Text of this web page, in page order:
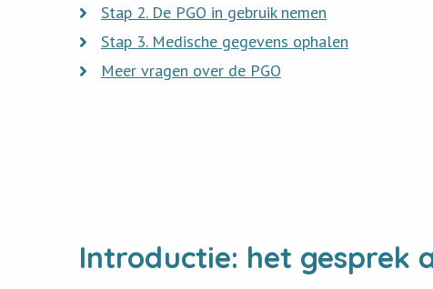
about
more
about
Read
more
about
Stap 2. De PGO in gebruik nemen
Read
more
Stap 3. Medische gegevens ophalen
Read
Meer vragen over de PGO
Introductie: het gesprek